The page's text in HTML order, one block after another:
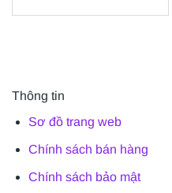
Thông tin
Sơ đồ trang web
Chính sách bán hàng
Chính sách bảo mật